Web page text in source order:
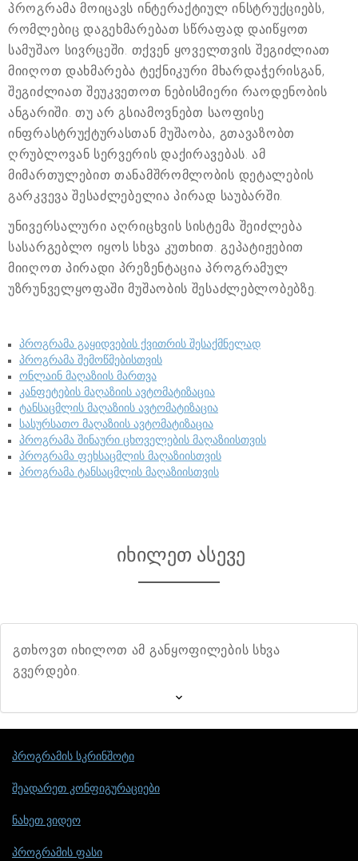
პროგრამა მოიცავს ინტერაქტიულ ინსტრუქციებს,
რომლებიც დაგეხმარებათ სწრაფად დაიწყოთ
სამუშაო სივრცეში. თქვენ ყოველთვის შეგიძლიათ
მიიღოთ დახმარება ტექნიკური მხარდაჭერისგან,
შეგიძლიათ შეუკვეთოთ ნებისმიერი რაოდენობის
ანგარიში. თუ არ გსიამოვნებთ საოფისე
ინფრასტრუქტურასთან მუშაობა, გთავაზობთ
ღრუბლოვან სერვერის დაქირავებას. ამ
მიმართულებით თანამშრომლობის დეტალების
გარკვევა შესაძლებელია პირად საუბარში.
უნივერსალური აღრიცხვის სისტემა შეიძლება
სასარგებლო იყოს სხვა კუთხით. გეპატიჟებით
მიიღოთ პირადი პრეზენტაცია პროგრამულ
უზრუნველყოფაში მუშაობის შესაძლებლობებზე.
პროგრამა გაყიდვების ქვითრის შესაქმნელად
პროგრამა შემოწმებისთვის
ონლაინ მაღაზიის მართვა
კანფეტების მაღაზიის ავტომატიზაცია
ტანსაცმლის მაღაზიის ავტომატიზაცია
სასურსათო მაღაზიის ავტომატიზაცია
პროგრამა შინაური ცხოველების მაღაზიისთვის
პროგრამა ფეხსაცმლის მაღაზიისთვის
პროგრამა ტანსაცმლის მაღაზიისთვის
იხილეთ ასევე
გთხოვთ იხილოთ ამ განყოფილების სხვა
გვერდები.
პროგრამის სკრინშოტი
შეადარეთ კონფიგურაციები
ნახეთ ვიდეო
პროგრამის ფასი